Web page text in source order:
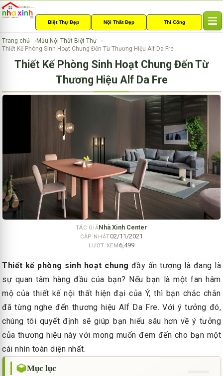
Biệt Thự Đẹp Nội Thất Đẹp Thi Công
l
a
g
a
t
i
o
n
Trang chủ
Mẫu Nội Thất Biệt Thự
Thiết Kế Phòng Sinh Hoạt Chung Đến Từ Thương Hiệu Alf Da Fre
Thiết Kế Phòng Sinh Hoạt Chung Đến Từ
Thương Hiệu Alf Da Fre
TÁC GIẢNhà Xinh Center
CẬP NHẬT02/11/2021
LƯỢT XEM6,499
Thiết kế phòng sinh hoạt chung đầy ấn tượng là đang là
sự quan tâm hàng đầu của bạn? Nếu bạn là một fan hâm
mộ của thiết kế nội thất hiện đại của Ý, thì bạn chắc chắn
đã từng nghe đến thương hiệu Alf Da Fre. Với ý tưởng đó,
chúng tôi quyết định sẽ giúp bạn hiểu sâu hơn về ý tưởng
của thương hiệu này với mong muốn đem đến cho bạn một
cái nhìn toàn diện nhất.
Mục lục